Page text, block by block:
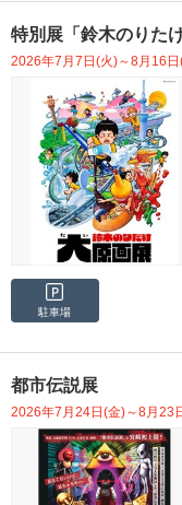
特別展「鈴木のりた
2026年7月7日(火)～8月16日
駐車場
都市伝説展
2026年7月24日(金)～8月23